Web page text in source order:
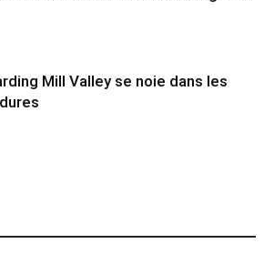
Mill Valley se noie dans les